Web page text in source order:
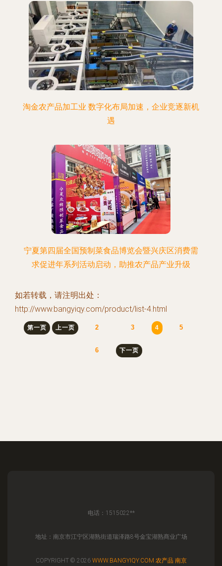
淘金农产品加工业 数字化布局加速，企业竞逐新机
遇
宁夏第四届全国预制菜食品博览会暨兴庆区消费需
求促进年系列活动启动，助推农产品产业升级
如若转载，请注明出处：
http://www.bangyiqy.com/product/list-4.html
第一页 上一页 2 3 4 5
6 下一页
电话：1515022**
地址：南京市江宁区湖熟街道瑞泽路8号金宝湖熟商业广场
COPYRIGHT © 2026 WWW.BANGYIQY.COM 农产品 南京